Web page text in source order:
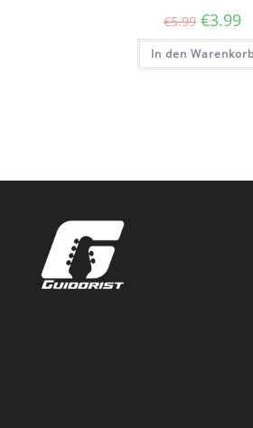
€5.99 Preis
war:
€5.99
€3.99
In den Warenkorb